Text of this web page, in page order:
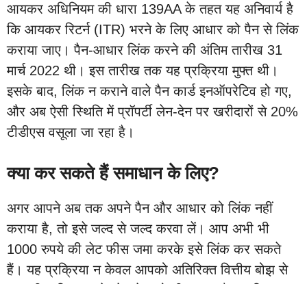
आयकर अधिनियम की धारा 139AA के तहत यह अनिवार्य है
कि आयकर रिटर्न (ITR) भरने के लिए आधार को पैन से लिंक
कराया जाए। पैन-आधार लिंक करने की अंतिम तारीख 31
मार्च 2022 थी। इस तारीख तक यह प्रक्रिया मुफ्त थी।
इसके बाद, लिंक न कराने वाले पैन कार्ड इनऑपरेटिव हो गए,
और अब ऐसी स्थिति में प्रॉपर्टी लेन-देन पर खरीदारों से 20%
टीडीएस वसूला जा रहा है।
क्या कर सकते हैं समाधान के लिए?
अगर आपने अब तक अपने पैन और आधार को लिंक नहीं
कराया है, तो इसे जल्द से जल्द करवा लें। आप अभी भी
1000 रुपये की लेट फीस जमा करके इसे लिंक कर सकते
हैं। यह प्रक्रिया न केवल आपको अतिरिक्त वित्तीय बोझ से